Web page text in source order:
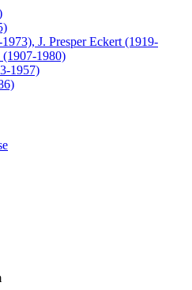
J. Presper Eckert (1919-
1980)
1957)